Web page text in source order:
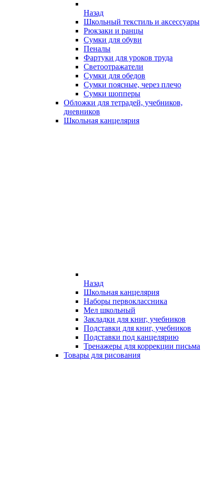
Назад
Школьный текстиль и аксессуары
Рюкзаки и ранцы
Сумки для обуви
Пеналы
Фартуки для уроков труда
Светоотражатели
Сумки для обедов
Сумки поясные, через плечо
Сумки шопперы
Обложки для тетрадей, учебников,
дневников
Школьная канцелярия
Назад
Школьная канцелярия
Наборы первоклассника
Мел школьный
Закладки для книг, учебников
Подставки для книг, учебников
Подставки под канцелярию
Тренажеры для коррекции письма
Товары для рисования